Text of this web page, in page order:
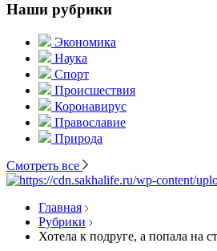
Наши рубрики
Экономика
Наука
Спорт
Происшествия
Коронавирус
Православие
Природа
Смотреть все
Главная
Рубрики
Хотела к подруге, а попала на